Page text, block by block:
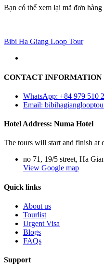
Bạn có thể xem lại mã đơn
Bibi Ha Giang Loop Tour
CONTACT INFORMATION
WhatsApp: +84 979 510
Email:
Hotel Address: Numa Hotel
The tours will start and finish at
no 71, 19/5 street, Ha
View Google map
Quick links
About us
Tourlist
Urgent Visa
Blogs
FAQs
Support